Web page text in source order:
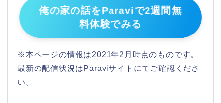
俺の家の話をParaviで2週間無
料体験でみる
※本ページの情報は2021年2月時点のものです。
最新の配信状況はParaviサイトにてご確認くださ
い。